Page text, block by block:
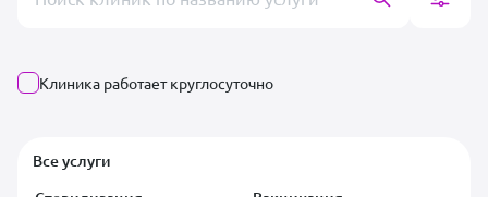
Клиника работает круглосуточно
Все услуги